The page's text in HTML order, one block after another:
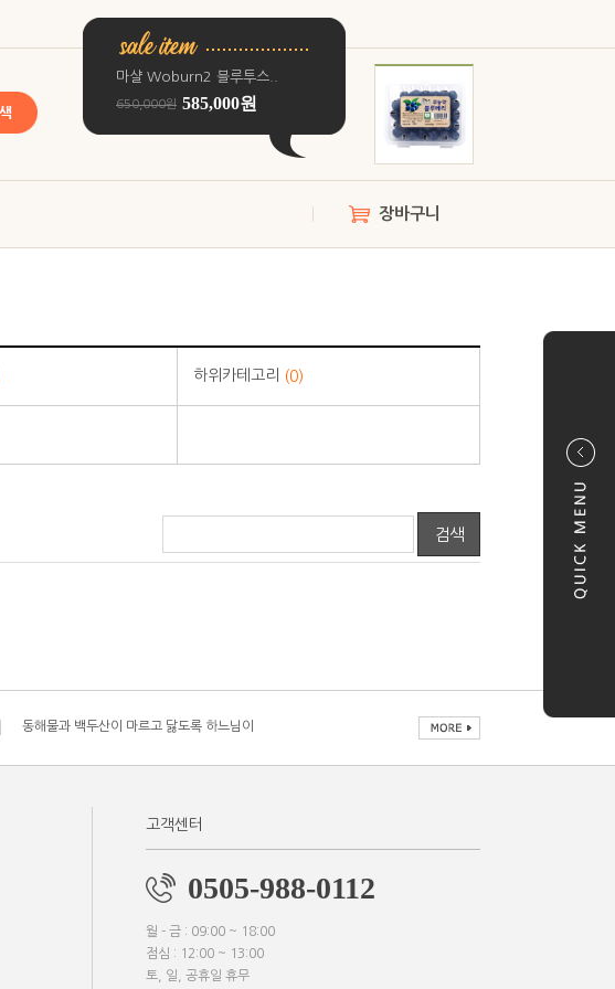
마샬 Woburn2 블루투스..
650,000원 585,000원
장바구니
하위카테고리 (0)
검색
동해물과 백두산이 마르고 닳도록 하느님이
동해물과 백두산이 마르고 닳도록 하느님이
고객센터
0505-988-0112
월 - 금 : 09:00 ~ 18:00
점심 : 12:00 ~ 13:00
토, 일, 공휴일 휴무